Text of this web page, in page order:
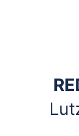
- Vorschau
Episoden
Login
- PIN-